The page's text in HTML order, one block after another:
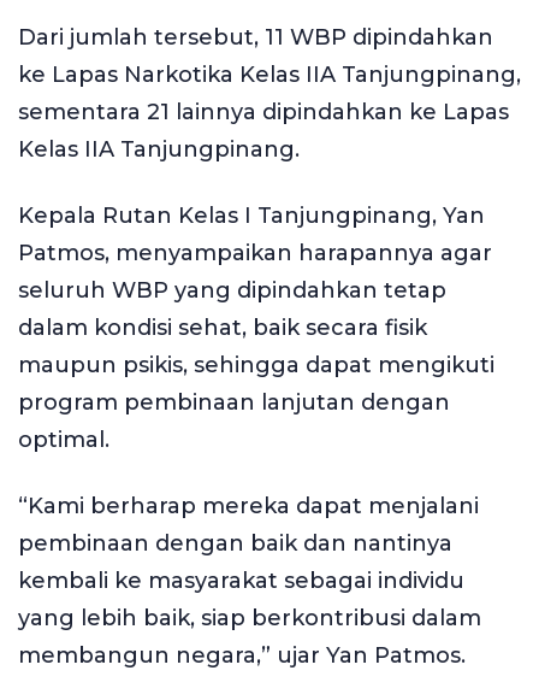
Dari jumlah tersebut, 11 WBP dipindahkan
ke Lapas Narkotika Kelas IIA Tanjungpinang,
sementara 21 lainnya dipindahkan ke Lapas
Kelas IIA Tanjungpinang.
Kepala Rutan Kelas I Tanjungpinang, Yan
Patmos, menyampaikan harapannya agar
seluruh WBP yang dipindahkan tetap
dalam kondisi sehat, baik secara fisik
maupun psikis, sehingga dapat mengikuti
program pembinaan lanjutan dengan
optimal.
“Kami berharap mereka dapat menjalani
pembinaan dengan baik dan nantinya
kembali ke masyarakat sebagai individu
yang lebih baik, siap berkontribusi dalam
membangun negara,” ujar Yan Patmos.